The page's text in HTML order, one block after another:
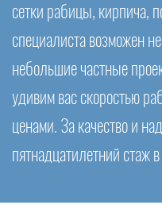
сетки рабицы, кирпича,
специалиста возможен
небольшие частные
удивим вас скоростью
ценами. За качество и
пятнадцатилетний стаж